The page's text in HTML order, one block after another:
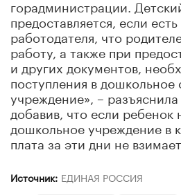
горадминистрации.
предоставляется, если
работодателя, что
работу, а также при
и других документов,
поступления в дошкольное
учреждение», –
добавив, что если ребенок
дошкольное учреждение в
плата за эти дни не
Источник: ЕДИНАЯ РОССИЯ